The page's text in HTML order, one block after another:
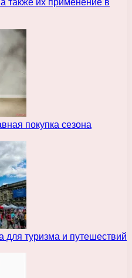
также их применение в
покупка сезона
для туризма и путешествий